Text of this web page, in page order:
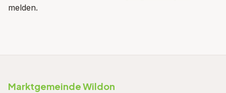
melden.
Marktgemeinde Wildon